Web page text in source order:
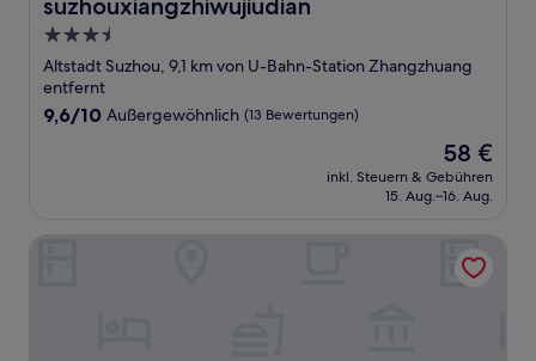
suzhouxiangzhiwujiudian
3.5-
Sterne-
Unterkunft
Altstadt Suzhou, 9,1 km von U-Bahn-Station Zhangzhuang
entfernt
9.6
9,6/10 Außergewöhnlich (13 Bewertungen)
Der
Preis
beträgt
58 €
inkl. Steuern & Gebühren
15. Aug.–16. Aug.